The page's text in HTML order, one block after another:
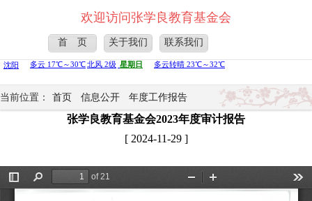
欢迎访问张学良教育基金会
首 页 关于我们 联系我们
当前位置： 首页 信息公开 年度工作报告
张学良教育基金会2023年度审计报告
[ 2024-11-29 ]